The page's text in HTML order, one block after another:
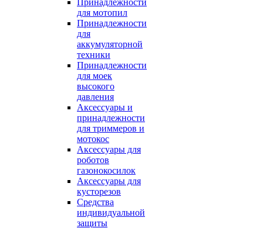
Принадлежности
для мотопил
Принадлежности
для
аккумуляторной
техники
Принадлежности
для моек
высокого
давления
Аксессуары и
принадлежности
для триммеров и
мотокос
Аксессуары для
роботов
газонокосилок
Аксессуары для
кусторезов
Средства
индивидуальной
защиты